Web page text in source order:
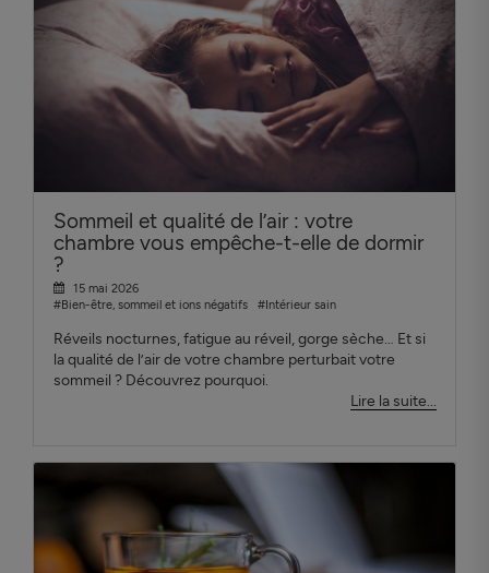
Sommeil et qualité de l’air : votre
chambre vous empêche-t-elle de dormir
?
15 mai 2026
#Bien-être, sommeil et ions négatifs
#Intérieur sain
Réveils nocturnes, fatigue au réveil, gorge sèche… Et si
la qualité de l’air de votre chambre perturbait votre
sommeil ? Découvrez pourquoi.
Lire la suite...